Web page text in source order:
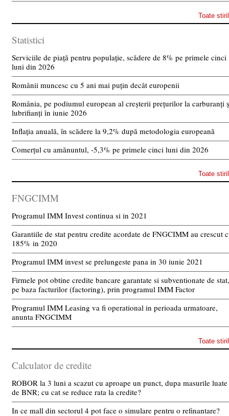
Toate
Statistici
Serviciile de piață pentru populație, scădere de 8% pe primele cinci
luni din 2026
Românii muncesc cu 5 ani mai puțin decât europenii
România, pe podiumul european al creșterii prețurilor la carburanți
lubrifianți în iunie 2026
Inflația anuală, în scădere la 9,2% după metodologia europeană
Comerțul cu amănuntul, -5,3% pe primele cinci luni din 2026
Toate
FNGCIMM
Programul IMM Invest continua si in 2021
Garantiile de stat pentru credite acordate de FNGCIMM au crescut
185% in 2020
Programul IMM invest se prelungeste pana in 30 iunie 2021
Firmele pot obtine credite bancare garantate si subventionate de stat,
pe baza facturilor (factoring), prin programul IMM Factor
Programul IMM Leasing va fi operational in perioada urmatoare,
anunta FNGCIMM
Toate
Calculator de credite
ROBOR la 3 luni a scazut cu aproape un punct, dupa masurile luate
de BNR; cu cat se reduce rata la credite?
In ce mall din sectorul 4 pot face o simulare pentru o refinantare?